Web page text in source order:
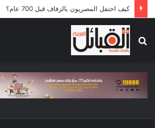
كيف احتفل المصريون بالزفاف قبل 700 عام؟
عن